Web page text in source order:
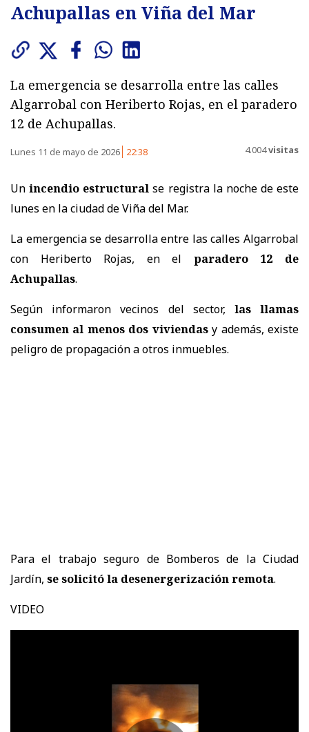
Achupallas en Viña del Mar
La emergencia se desarrolla entre las calles
Algarrobal con Heriberto Rojas, en el paradero
12 de Achupallas.
Lunes 11 de mayo de 2026 22:38 4.004visitas
Unincendio estructural se registra la noche de este
lunes en la ciudad de Viña del Mar.
La emergencia se desarrolla entre las calles Algarrobal
con Heriberto Rojas, en el paradero 12 de
Achupallas.
Según informaron vecinos del sector, las llamas
consumen al menos dos viviendasy además, existe
peligro de propagación a otros inmuebles.
Para el trabajo seguro de Bomberos de la Ciudad
Jardín, se solicitó la desenergerización remota.
VIDEO